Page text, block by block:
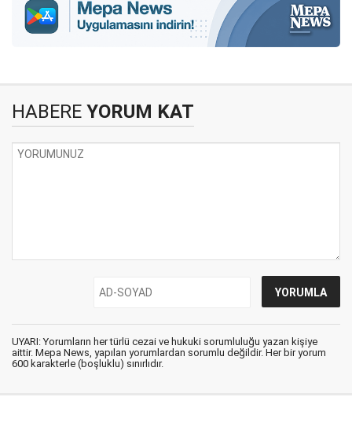
HABERE YORUM KAT
UYARI: Yorumların her türlü cezai ve hukuki sorumluluğu yazan kişiye
aittir. Mepa News, yapılan yorumlardan sorumlu değildir. Her bir yorum
600 karakterle (boşluklu) sınırlıdır.